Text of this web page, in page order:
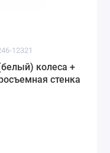
12321
колеса +
стенка